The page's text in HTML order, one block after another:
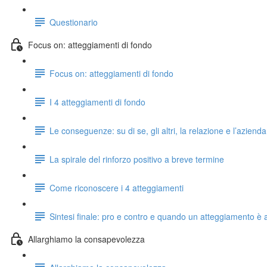
Questionario
Focus on: atteggiamenti di fondo
Focus on: atteggiamenti di fondo
I 4 atteggiamenti di fondo
Le conseguenze: su di se, gli altri, la relazione e l’azienda
La spirale del rinforzo positivo a breve termine
Come riconoscere i 4 atteggiamenti
Sintesi finale: pro e contro e quando un atteggiamento è
Allarghiamo la consapevolezza